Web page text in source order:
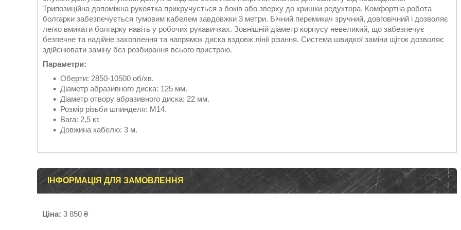
Трипозиційна допоміжна рукоятка прикручується з боків або зверху до кришки редуктора. Комфортна робота
болгарки забезпечується гумовим кабелем завдовжки 3 метри. Бічний перемикач зручний, довговічний і дозволяє
легко вмикати болгарку навіть у робочих рукавичках. Зовнішній діаметр корпусу невеликий, що забезпечує
безпечне та надійне захоплення та напрямок диска вздовж лінії різання. Система швидкої заміни щіток дозволяє
здійснювати заміну без розбирання всього пристрою.
Параметри:
Оберти: 2850-10500 об/хв.
Діаметр абразивного диска: 125 мм.
Діаметр отвору абразивного диска: 22 мм.
Розмір різьби шпинделя: M14.
Вага: 2,5 кг.
Довжина кабелю: 3 м.
ІНФОРМАЦІЯ ДЛЯ ЗАМОВЛЕННЯ
Ціна: 3 850 ₴